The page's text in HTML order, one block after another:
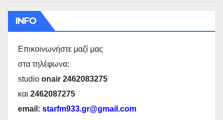
INFO
Επικοινωνήστε μαζί μας
στα τηλέφωνα:
studio onair 2462083275
και 2462087275
email: starfm933.gr@gmail.com